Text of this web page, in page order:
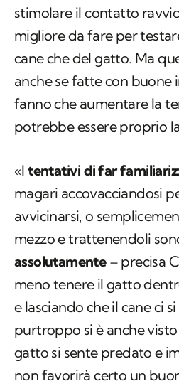
stimolare il contatto
migliore da fare per
cane che del gatto. Ma
anche se fatte con buone
fanno che aumentare la
potrebbe essere proprio
«Itentativi di far
magari accovacciandosi
avvicinarsi, o
mezzo e trattenendoli
assolutamente – precisa
meno tenere il gatto
e lasciando che il cane ci
purtroppo si è anche
gatto si sente predato e
non favorirà certo un